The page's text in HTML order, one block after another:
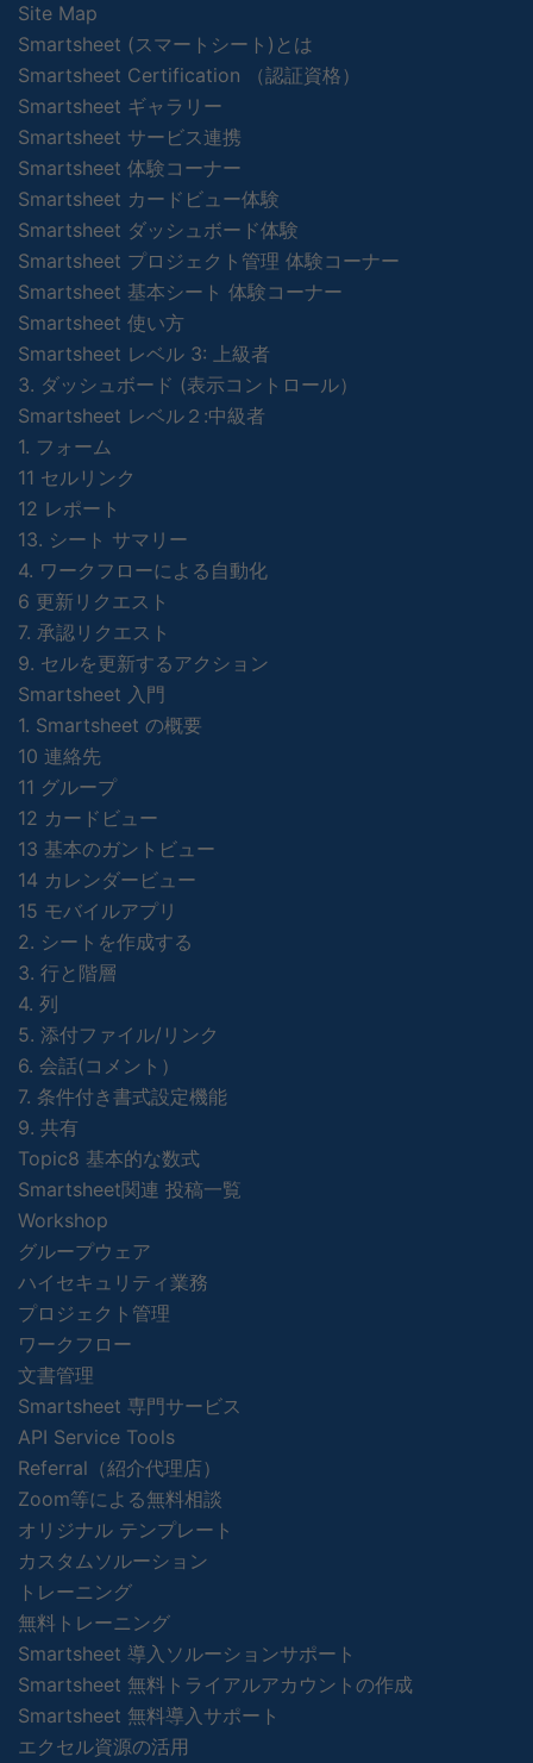
Site Map
Smartsheet (スマートシート)とは
Smartsheet Certification （認証資格）
Smartsheet ギャラリー
Smartsheet サービス連携
Smartsheet 体験コーナー
Smartsheet カードビュー体験
Smartsheet ダッシュボード体験
Smartsheet プロジェクト管理 体験コーナー
Smartsheet 基本シート 体験コーナー
Smartsheet 使い方
Smartsheet レベル 3: 上級者
3. ダッシュボード (表示コントロール）
Smartsheet レベル２:中級者
1. フォーム
11 セルリンク
12 レポート
13. シート サマリー
4. ワークフローによる自動化
6 更新リクエスト
7. 承認リクエスト
9. セルを更新するアクション
Smartsheet 入門
1. Smartsheet の概要
10 連絡先
11 グループ
12 カードビュー
13 基本のガントビュー
14 カレンダービュー
15 モバイルアプリ
2. シートを作成する
3. 行と階層
4. 列
5. 添付ファイル/リンク
6. 会話(コメント）
7. 条件付き書式設定機能
9. 共有
Topic8 基本的な数式
Smartsheet関連 投稿一覧
Workshop
グループウェア
ハイセキュリティ業務
プロジェクト管理
ワークフロー
文書管理
Smartsheet 専門サービス
API Service Tools
Referral（紹介代理店）
Zoom等による無料相談
オリジナル テンプレート
カスタムソルーション
トレーニング
無料トレーニング
Smartsheet 導入ソルーションサポート
Smartsheet 無料トライアルアカウントの作成
Smartsheet 無料導入サポート
エクセル資源の活用